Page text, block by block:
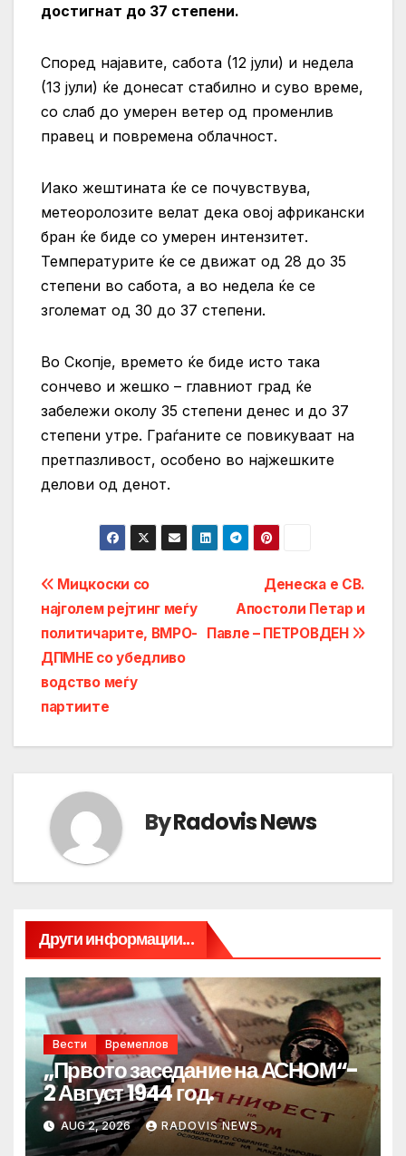
достигнат до 37 степени.
Според најавите, сабота (12 јули) и недела
(13 јули) ќе донесат стабилно и суво време,
со слаб до умерен ветер од променлив
правец и повремена облачност.
Иако жештината ќе се почувствува,
метеоролозите велат дека овој африкански
бран ќе биде со умерен интензитет.
Температурите ќе се движат од 28 до 35
степени во сабота, а во недела ќе се
зголемат од 30 до 37 степени.
Во Скопје, времето ќе биде исто така
сончево и жешко – главниот град ќе
забележи околу 35 степени денес и до 37
степени утре. Граѓаните се повикуваат на
претпазливост, особено во најжешките
делови од денот.
Post
navigation
Денеска е СВ.
Апостоли Петар и
Павле – ПЕТРОВДЕН
Мицкоски со
најголем рејтинг меѓу
политичарите, ВМРО-
ДПМНЕ со убедливо
водство меѓу
партиите
ByRadovis News
Други информации...
Вести Времеплов
„Првото заседание на АСНОМ“-
2 Август 1944 год.
AUG 2, 2026 RADOVIS NEWS